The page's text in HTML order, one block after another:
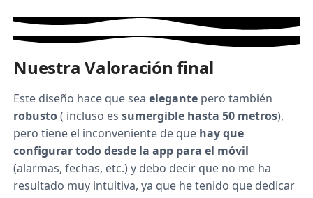
Nuestra Valoración final
Este diseño hace que sea elegante pero también
robusto( incluso es sumergible hasta 50 metros),
pero tiene el inconveniente de que hay que
configurar todo desde la app para el móvil
(alarmas, fechas, etc.) y debo decir que no me ha
resultado muy intuitiva, ya que he tenido que dedicar